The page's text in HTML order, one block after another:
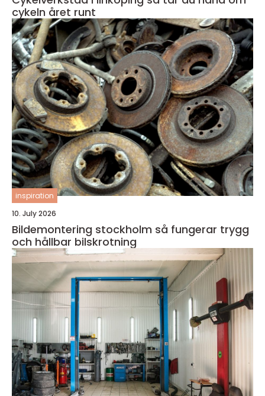
cykeln året runt
inspiration
10. July 2026
Bildemontering stockholm så fungerar trygg
och hållbar bilskrotning